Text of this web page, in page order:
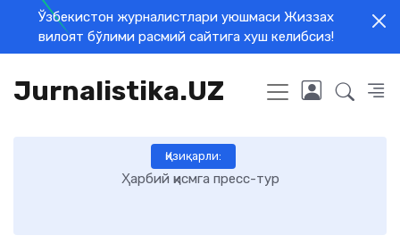
Ўзбекистон журналистлари уюшмаси Жиззах
вилоят бўлими расмий сайтига хуш келибсиз!
Jurnalistika.UZ
Қизиқарли:
Ўқувчилар учун Жиззах вилояти телерадиоканалига